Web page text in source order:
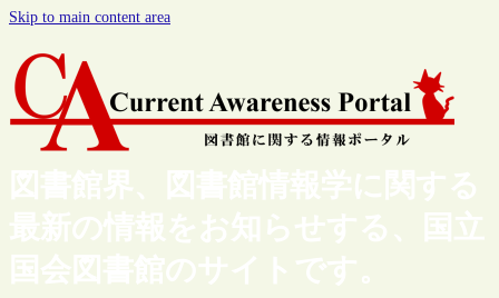
Skip to main content area
図書館界、図書館情報学に関する
最新の情報をお知らせする、国立
国会図書館のサイトです。